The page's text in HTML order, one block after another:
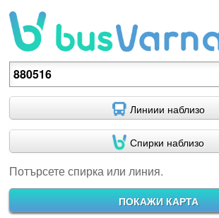
Потърсете спирка или линия.
Линиии наблизо
Спирки наблизо
Потърсете спирка или линия.
ПОКАЖИ КАРТА